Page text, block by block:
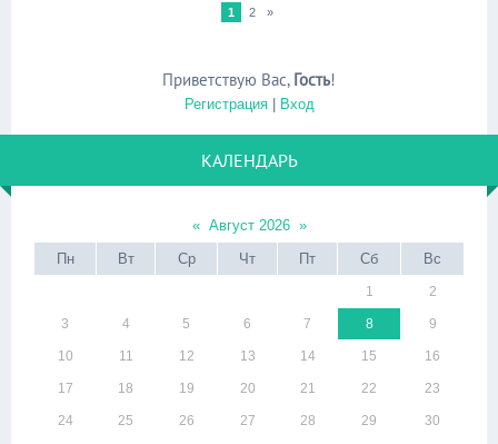
1 2 »
Приветствую Вас, Гость!
Регистрация| Вход
КАЛЕНДАРЬ
« Август 2026 »
Пн
Вт Ср Чт Пт Сб Вс
1 2
3 4 5 6 7 8 9
10 11 12 13 14 15 16
17 18 19 20 21 22 23
24 25 26 27 28 29 30